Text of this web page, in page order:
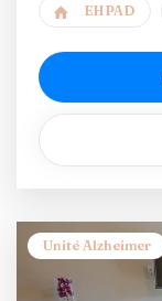
EHPAD
Unité Alzheimer